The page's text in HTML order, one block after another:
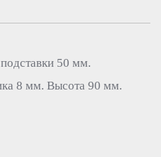
50 мм.
8 мм. Высота 90 мм.